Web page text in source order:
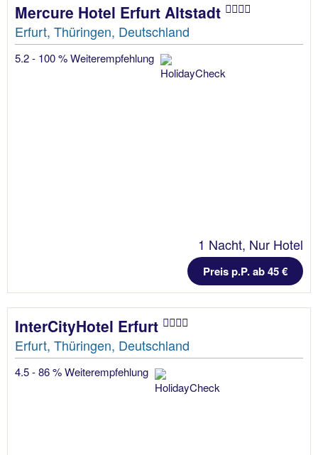
Mercure Hotel Erfurt Altstadt
Erfurt, Thüringen, Deutschland
5.2 - 100 % Weiterempfehlung
1 Nacht, Nur Hotel
Preis p.P. ab 45 €
InterCityHotel Erfurt
Erfurt, Thüringen, Deutschland
4.5 - 86 % Weiterempfehlung